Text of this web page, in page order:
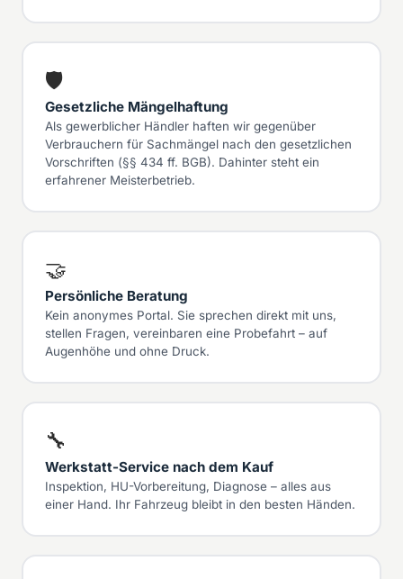
🛡
Gesetzliche Mängelhaftung
Als gewerblicher Händler haften wir gegenüber
Verbrauchern für Sachmängel nach den gesetzlichen
Vorschriften (§§ 434 ff. BGB). Dahinter steht ein
erfahrener Meisterbetrieb.
🤝
Persönliche Beratung
Kein anonymes Portal. Sie sprechen direkt mit uns,
stellen Fragen, vereinbaren eine Probefahrt – auf
Augenhöhe und ohne Druck.
🔧
Werkstatt-Service nach dem Kauf
Inspektion, HU-Vorbereitung, Diagnose – alles aus
einer Hand. Ihr Fahrzeug bleibt in den besten Händen.